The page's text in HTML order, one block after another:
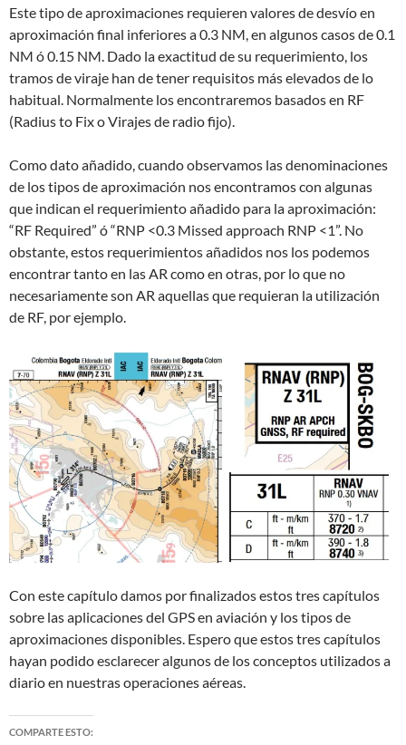
Este tipo de aproximaciones requieren valores de desvío en
aproximación final inferiores a 0.3 NM, en algunos casos de 0.1
NM ó 0.15 NM. Dado la exactitud de su requerimiento, los
tramos de viraje han de tener requisitos más elevados de lo
habitual. Normalmente los encontraremos basados en RF
(Radius to Fix o Virajes de radio fijo).
Como dato añadido, cuando observamos las denominaciones
de los tipos de aproximación nos encontramos con algunas
que indican el requerimiento añadido para la aproximación:
“RF Required” ó “RNP <0.3 Missed approach RNP <1”. No
obstante, estos requerimientos añadidos nos los podemos
encontrar tanto en las AR como en otras, por lo que no
necesariamente son AR aquellas que requieran la utilización
de RF, por ejemplo.
Con este capítulo damos por finalizados estos tres capítulos
sobre las aplicaciones del GPS en aviación y los tipos de
aproximaciones disponibles. Espero que estos tres capítulos
hayan podido esclarecer algunos de los conceptos utilizados a
diario en nuestras operaciones aéreas.
COMPARTE ESTO: